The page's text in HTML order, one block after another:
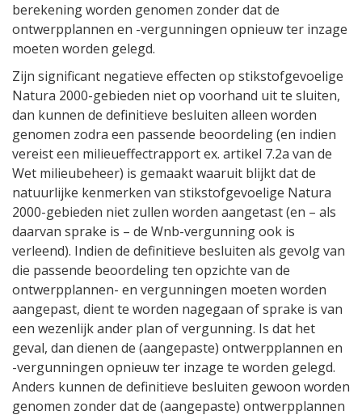
berekening worden genomen zonder dat de
ontwerpplannen en -vergunningen opnieuw ter inzage
moeten worden gelegd.
Zijn significant negatieve effecten op stikstofgevoelige
Natura 2000-gebieden niet op voorhand uit te sluiten,
dan kunnen de definitieve besluiten alleen worden
genomen zodra een passende beoordeling (en indien
vereist een milieueffectrapport ex. artikel 7.2a van de
Wet milieubeheer) is gemaakt waaruit blijkt dat de
natuurlijke kenmerken van stikstofgevoelige Natura
2000-gebieden niet zullen worden aangetast (en – als
daarvan sprake is – de Wnb-vergunning ook is
verleend). Indien de definitieve besluiten als gevolg van
die passende beoordeling ten opzichte van de
ontwerpplannen- en vergunningen moeten worden
aangepast, dient te worden nagegaan of sprake is van
een wezenlijk ander plan of vergunning. Is dat het
geval, dan dienen de (aangepaste) ontwerpplannen en
-vergunningen opnieuw ter inzage te worden gelegd.
Anders kunnen de definitieve besluiten gewoon worden
genomen zonder dat de (aangepaste) ontwerpplannen